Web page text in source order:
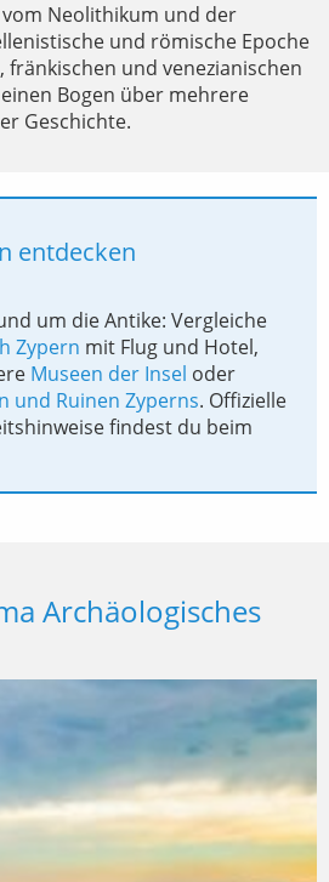
Neolithikum und der
und römische Epoche
fränkischen und venezianischen
Bogen über mehrere
Geschichte.
entdecken
um die Antike: Vergleiche
Zypern mit Flug und Hotel,
Museen der Insel oder
und Ruinen Zyperns. Offizielle
findest du beim
Archäologisches